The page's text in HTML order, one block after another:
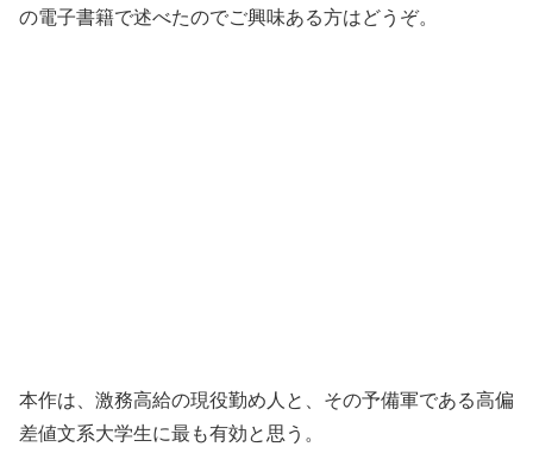
の電子書籍で述べたのでご興味ある方はどうぞ。
本作は、激務高給の現役勤め人と、その予備軍である高偏
差値文系大学生に最も有効と思う。